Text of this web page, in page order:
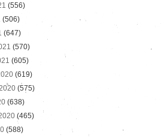
(556)
(506)
(647)
(570)
(605)
(619)
(575)
(638)
(465)
(588)